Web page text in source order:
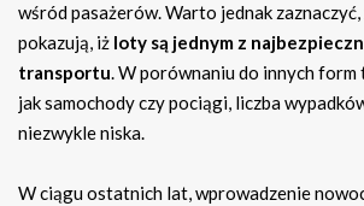
wśród pasażerów. Warto jednak
pokazują, iż loty są jednym z
transportu. W porównaniu do innych
jak samochody czy pociągi, liczba
niezwykle niska.
W ciągu ostatnich lat, wprowadzenie